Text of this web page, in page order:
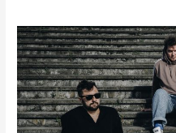
MJUT
dodaje
otuchy
singlem
Spokojnie